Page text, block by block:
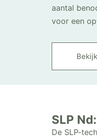
aantal
voor een
SLP
De SLP-